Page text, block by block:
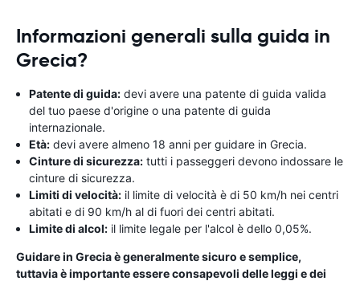
Informazioni generali sulla guida in
Grecia?
Patente di guida: devi avere una patente di guida valida
del tuo paese d'origine o una patente di guida
internazionale.
Età: devi avere almeno 18 anni per guidare in Grecia.
Cinture di sicurezza: tutti i passeggeri devono indossare le
cinture di sicurezza.
Limiti di velocità: il limite di velocità è di 50 km/h nei centri
abitati e di 90 km/h al di fuori dei centri abitati.
Limite di alcol: il limite legale per l'alcol è dello 0,05%.
Guidare in Grecia è generalmente sicuro e semplice,
tuttavia è importante essere consapevoli delle leggi e dei